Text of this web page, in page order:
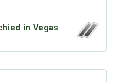
in Vegas